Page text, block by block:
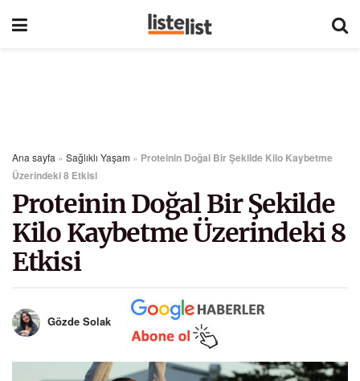
Ana sayfa » Sağlıklı Yaşam » Proteinin Doğal Bir Şekilde Kilo Kaybetme
Üzerindeki 8 Etkisi
Proteinin Doğal Bir Şekilde
Kilo Kaybetme Üzerindeki 8
Etkisi
Gözde Solak